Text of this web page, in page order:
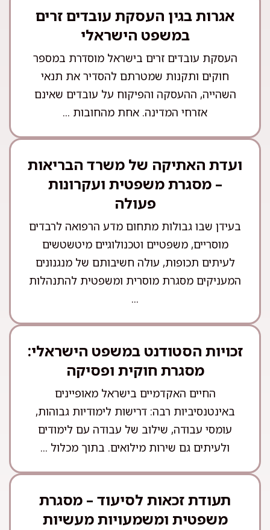
אגרות בגין העסקת עובדים זרים
במשפט הישראלי
העסקת עובדים זרים בישראל מוסדרת במספר
חוקים ותקנות שמטרתם להסדיר את תנאי
השהייה, ההעסקה והפיקוח על עובדים שאינם
אזרחי המדינה. אחת מהחובות ...
ועדת האתיקה של משרד הבריאות
– מסגרת משפטית ועקרונות
פעולה
בעידן שבו גבולות מתחום מדע הרפואה לרבדים
מוסריים, משפטיים וטכנולוגיים מיטשטשים
לעיתים תכופות, עולה חשיבותם של מנגנונים
המעניקים מסגרת מוסרית ומשפטית להתנהלות
...
זכויות הסטודנט במשפט הישראלי:
מסגרת חוקית ופסיקה
החיים האקדמיים בישראל מאופיינים
באינטנסיביות רבה: דרישות לימודיות גבוהות,
עומסי עבודה, שילוב של עבודה עם לימודים
ולעיתים גם שירות מילואים. בתוך מכלול ...
תעודת זכאות לסיעוד – מסגרת
משפטית ומשמעויות מעשיות